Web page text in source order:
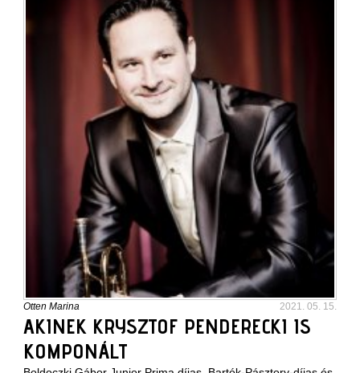
Otten Marina 2021. 05. 15.
AKINEK KRYSZTOF PENDERECKI IS
KOMPONÁLT